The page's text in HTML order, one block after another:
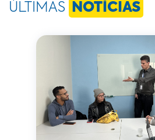
ÚLTIMAS NOTÍCIAS